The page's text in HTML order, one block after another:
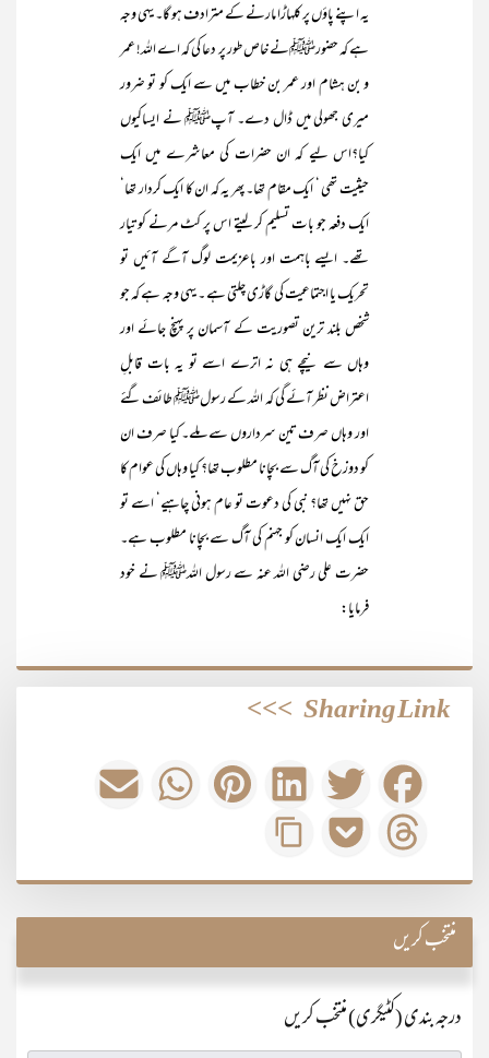
یہ اپنے پاؤں پر کلہاڑا مارنے کے مترادف ہو گا۔ یہی وجہ
ہے کہ حضورﷺنے خاص طور پر دعا کی کہ اے اللہ! عمر
و بن ہشام اور عمر بن خطاب میں سے ایک کو تو ضرور
میری جھولی میں ڈال دے۔ آپﷺ نے ایساکیوں
کیا؟اس لیے کہ ان حضرات کی معاشرے میں ایک
حیثیت تھی ‘ ایک مقام تھا۔ پھر یہ کہ ان کا ایک کردار تھا‘
ایک دفعہ جو بات تسلیم کر لیتے اس پر کٹ مرنے کو تیار
تھے۔ ایسے باہمت اور باعزیمت لوگ آگے آئیں تو
تحریک یا اجتماعیت کی گاڑی چلتی ہے ۔ یہی وجہ ہے کہ جو
شخص بلند ترین تصوریت کے آسمان پر پہنچ جائے اور
وہاں سے نیچے ہی نہ اترے اسے تو یہ بات قابلِ
اعتراض نظر آئے گی کہ اللہ کے رسولﷺ طائف گئے
اور وہاں صرف تین سرداروں سے ملے۔ کیا صرف ان
کو دوزخ کی آگ سے بچانا مطلوب تھا؟ کیا وہاں کی عوام کا
حق نہیں تھا؟ نبی کی دعوت تو عام ہونی چاہیے‘ اسے تو
ایک ایک انسان کو جہنم کی آگ سے بچانا مطلوب ہے۔
حضرت علی رضی اللہ عنہ سے رسول اللہﷺ نے خود
فرمایا:
Sharing Link
>>>
منتخب کریں
درجہ بندی (کٹیگری) منتخب کریں